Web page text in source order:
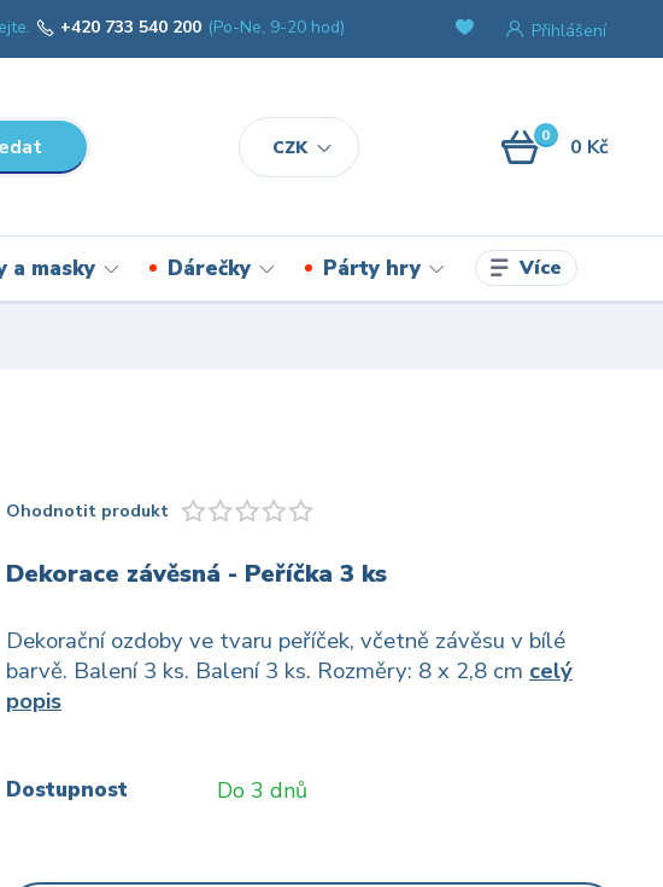
CZK
Přihlášení
+420 733 540 200 (Po-Ne, 9-20 hod)
0 0 Kč
a masky Dárečky Párty hry Více
Ohodnotit produkt
Dekorace závěsná - Peříčka 3 ks
Dekorační ozdoby ve tvaru peříček, včetně závěsu v bílé
barvě. Balení 3 ks. Balení 3 ks. Rozměry: 8 x 2,8 cm celý
popis
Dostupnost Do 3 dnů